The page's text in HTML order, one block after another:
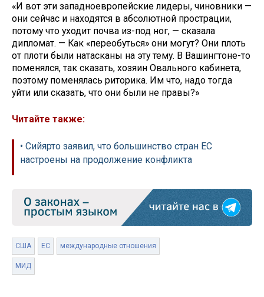
«И вот эти западноевропейские лидеры, чиновники —
они сейчас и находятся в абсолютной прострации,
потому что уходит почва из-под ног, — сказала
дипломат. — Как «переобуться» они могут? Они плоть
от плоти были натасканы на эту тему. В Вашингтоне-то
поменялся, так сказать, хозяин Овального кабинета,
поэтому поменялась риторика. Им что, надо тогда
уйти или сказать, что они были не правы?»
Читайте также:
• Сийярто заявил, что большинство стран ЕС
настроены на продолжение конфликта
США ЕС международные отношения
МИД